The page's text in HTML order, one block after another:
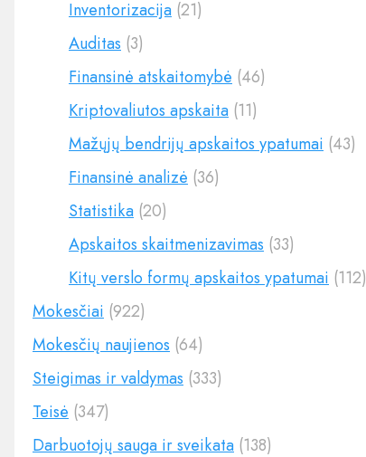
Inventorizacija (21)
Auditas (3)
Finansinė atskaitomybė (46)
Kriptovaliutos apskaita (11)
Mažųjų bendrijų apskaitos ypatumai (43)
Finansinė analizė (36)
Statistika (20)
Apskaitos skaitmenizavimas (33)
Kitų verslo formų apskaitos ypatumai (112)
Mokesčiai (922)
Mokesčių naujienos (64)
Steigimas ir valdymas (333)
Teisė (347)
Darbuotojų sauga ir sveikata (138)